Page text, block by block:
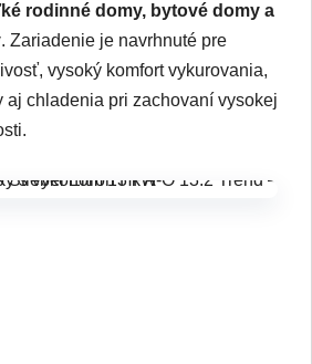
rodinné domy, bytové domy a
. Zariadenie je navrhnuté pre
vysoký komfort vykurovania,
aj chladenia pri zachovaní vysokej